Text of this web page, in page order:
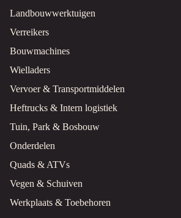
Landbouwwerktuigen
Verreikers
Bouwmachines
Wielladers
Vervoer & Transportmiddelen
Heftrucks & Intern logistiek
Tuin, Park & Bosbouw
Onderdelen
Quads & ATVs
Vegen & Schuiven
Werkplaats & Toebehoren